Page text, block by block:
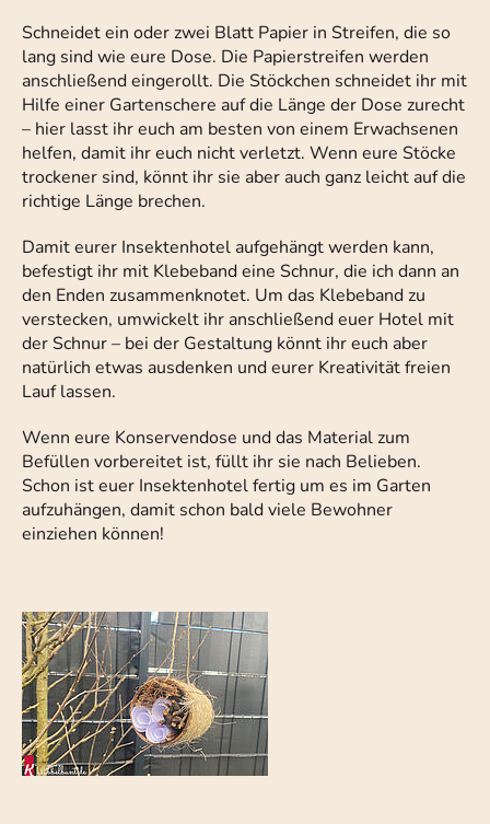
Schneidet ein oder zwei Blatt Papier in Streifen, die so
lang sind wie eure Dose. Die Papierstreifen werden
anschließend eingerollt. Die Stöckchen schneidet ihr mit
Hilfe einer Gartenschere auf die Länge der Dose zurecht
– hier lasst ihr euch am besten von einem Erwachsenen
helfen, damit ihr euch nicht verletzt. Wenn eure Stöcke
trockener sind, könnt ihr sie aber auch ganz leicht auf die
richtige Länge brechen.
Damit eurer Insektenhotel aufgehängt werden kann,
befestigt ihr mit Klebeband eine Schnur, die ich dann an
den Enden zusammenknotet. Um das Klebeband zu
verstecken, umwickelt ihr anschließend euer Hotel mit
der Schnur – bei der Gestaltung könnt ihr euch aber
natürlich etwas ausdenken und eurer Kreativität freien
Lauf lassen.
Wenn eure Konservendose und das Material zum
Befüllen vorbereitet ist, füllt ihr sie nach Belieben.
Schon ist euer Insektenhotel fertig um es im Garten
aufzuhängen, damit schon bald viele Bewohner
einziehen können!